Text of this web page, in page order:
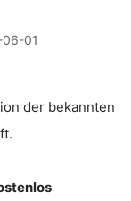
01
der bekannten
.